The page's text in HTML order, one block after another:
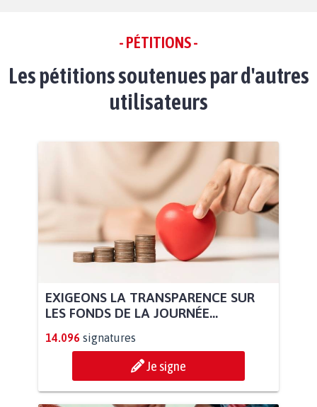
- PÉTITIONS -
Les pétitions soutenues par d'autres
utilisateurs
EXIGEONS LA TRANSPARENCE SUR
LES FONDS DE LA JOURNÉE...
14.096 signatures
Je signe